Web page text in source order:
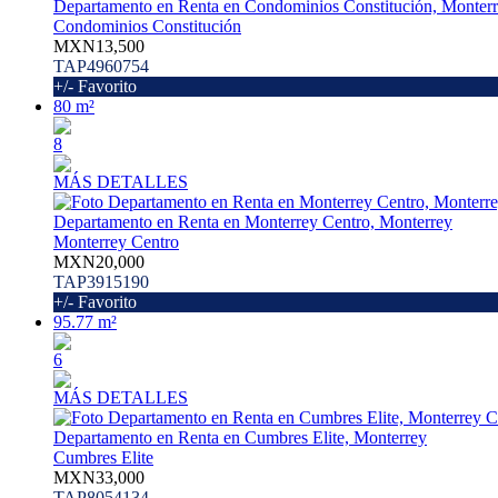
Departamento en Renta en Condominios Constitución,
Condominios Constitución
MXN13,500
TAP4960754
+/- Favorito
80 m²
8
MÁS DETALLES
Departamento en Renta en Monterrey Centro, Monterrey
Monterrey Centro
MXN20,000
TAP3915190
+/- Favorito
95.77 m²
6
MÁS DETALLES
Departamento en Renta en Cumbres Elite, Monterrey
Cumbres Elite
MXN33,000